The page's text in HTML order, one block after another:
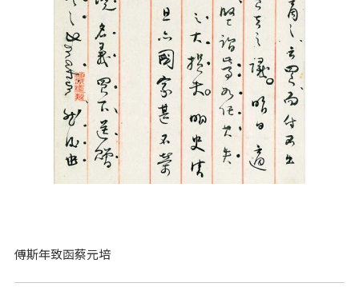
傅斯年致函蔡元培